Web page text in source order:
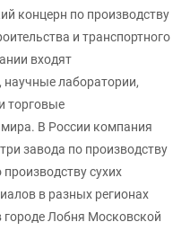
концерн по производству
и транспортного
входят
научные лаборатории,
торговые
мира. В России компания
завода по производству
сухих
в разных регионах
Лобня Московской